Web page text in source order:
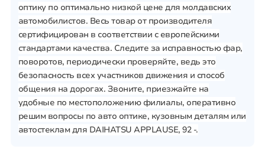
оптику по оптимально низкой цене для молдавских
автомобилистов. Весь товар от производителя
сертифицирован в соответствии с европейскими
стандартами качества. Следите за исправностью фар,
поворотов, периодически проверяйте, ведь это
безопасность всех участников движения и способ
общения на дорогах. Звоните, приезжайте на
удобные по местоположению филиалы, оперативно
решим вопросы по авто оптике, кузовным деталям или
автостеклам для DAIHATSU APPLAUSE, 92 -.